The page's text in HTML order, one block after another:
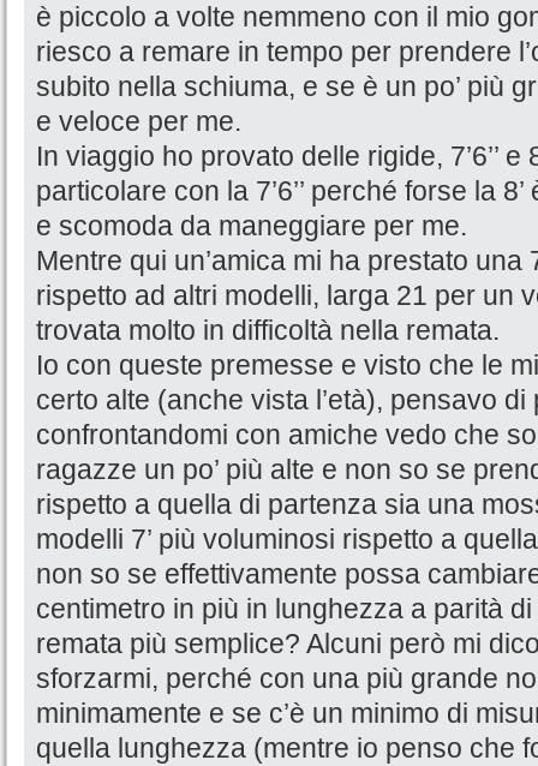
è piccolo a volte nemmeno con il mio
riesco a remare in tempo per prendere
subito nella schiuma, e se è un po’ più
e veloce per me.
In viaggio ho provato delle rigide, 7’6’’
particolare con la 7’6’’ perché forse la
e scomoda da maneggiare per me.
Mentre qui un’amica mi ha prestato una
rispetto ad altri modelli, larga 21 per un
trovata molto in difficoltà nella remata.
Io con queste premesse e visto che le
certo alte (anche vista l’età), pensavo di
confrontandomi con amiche vedo che
ragazze un po’ più alte e non so se
rispetto a quella di partenza sia una
modelli 7’ più voluminosi rispetto a
non so se effettivamente possa
centimetro in più in lunghezza a parità
remata più semplice? Alcuni però mi
sforzarmi, perché con una più grande
minimamente e se c’è un minimo di
quella lunghezza (mentre io penso che